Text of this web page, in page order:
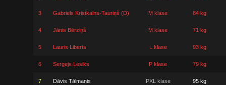
3 Gabriels Kristkalns-Tauriņš (D) M klase 84 kg
4 Jānis Bērziņš M klase 71 kg
5 Lauris Liberts L klase 93 kg
6 Sergejs Ļesiks P klase 79 kg
7 Dāvis Tālmanis PXL klase 95 kg